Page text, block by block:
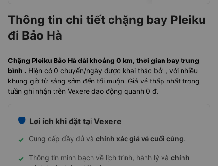
Thông tin chi tiết chặng bay Pleiku
đi Bảo Hà
Chặng Pleiku Bảo Hà dài khoảng 0 km, thời gian bay trung
bình . Hiện có 0 chuyến/ngày được khai thác bởi , với nhiều
khung giờ từ sáng sớm đến tối muộn. Giá vé thấp nhất trong
tuần ghi nhận trên Vexere dao động quanh 0 đ.
🛡️ Lợi ích khi đặt tại Vexere
✓ Cung cấp đầy đủ và chính xác giá vé cuối cùng.
✓ Thông tin minh bạch về lịch trình, hành lý và chính